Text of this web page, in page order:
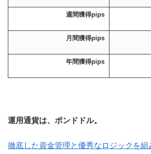
週間獲得pips
月間獲得pips
年間獲得pips
運用通貨は、ポンドドル。
徹底した資金管理と優秀なロジックを